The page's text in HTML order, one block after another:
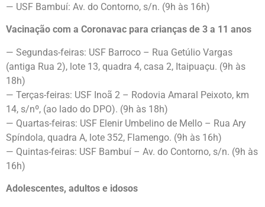
— USF Bambuí: Av. do Contorno, s/n. (9h às 16h)
Vacinação com a Coronavac para crianças de 3 a 11 anos
— Segundas-feiras: USF Barroco – Rua Getúlio Vargas
(antiga Rua 2), lote 13, quadra 4, casa 2, Itaipuaçu. (9h às
18h)
— Terças-feiras: USF Inoã 2 – Rodovia Amaral Peixoto, km
14, s/nº, (ao lado do DPO). (9h às 18h)
— Quartas-feiras: USF Elenir Umbelino de Mello – Rua Ary
Spíndola, quadra A, lote 352, Flamengo. (9h às 16h)
— Quintas-feiras: USF Bambuí – Av. do Contorno, s/n. (9h às
16h)
Adolescentes, adultos e idosos